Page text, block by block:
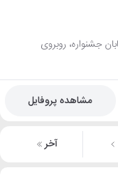
خیابان جشنواره، روبروی
مشاهده پروفایل
آخر